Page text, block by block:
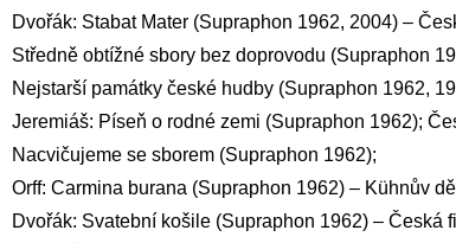
Dvořák: Stabat Mater (Supraphon 1962, 2004) –
Středně obtížné sbory bez doprovodu (Supraphon
Nejstarší památky české hudby (Supraphon 1962,
Jeremiáš: Píseň o rodné zemi (Supraphon 1962);
Nacvičujeme se sborem (Supraphon 1962);
Orff: Carmina burana (Supraphon 1962) – Kühnův
Dvořák: Svatební košile (Supraphon 1962) – Česká